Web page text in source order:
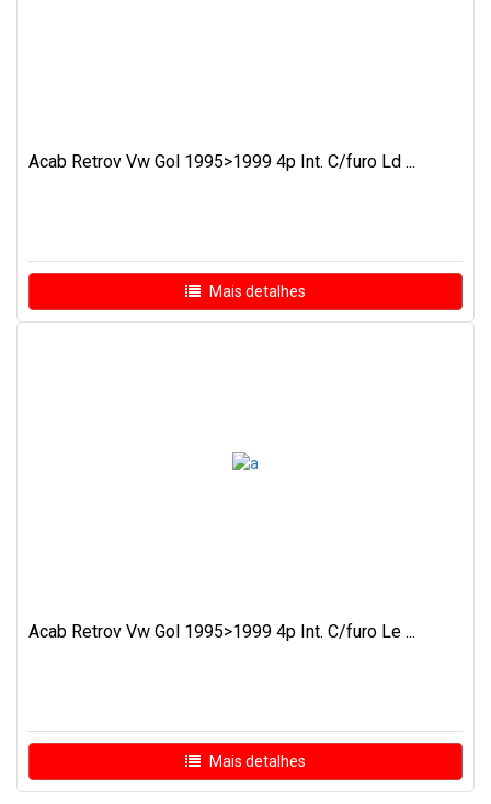
Acab Retrov Vw Gol 1995>1999 4p Int. C/furo Ld ...
Mais detalhes
Acab Retrov Vw Gol 1995>1999 4p Int. C/furo Le ...
Mais detalhes